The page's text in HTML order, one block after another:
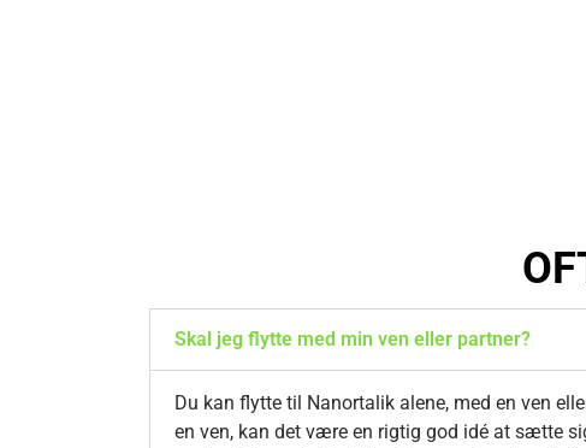
Skal jeg flytte med min ven eller partner?
Du kan flytte til Nanortalik alene, med en ven
en ven, kan det være en rigtig god idé at sætte